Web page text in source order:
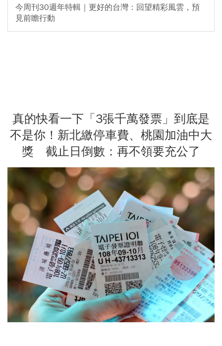
今周刊30週年特輯｜更好的台灣：回望精彩風雲，預
見前瞻行動
真的快看一下「3張千萬發票」到底是
不是你！新北繳停車費、桃園加油中大
獎 截止日倒數：再不領要充公了